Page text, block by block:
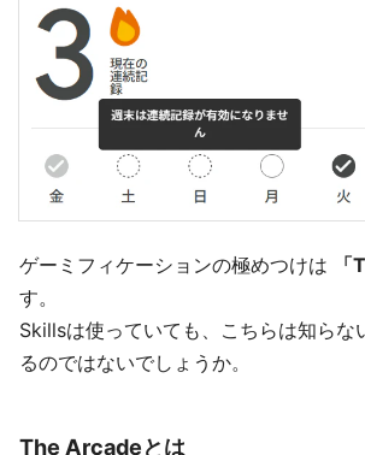
ゲーミフィケーションの極めつけは
す。
Skillsは使っていても、こちらは知らな
るのではないでしょうか。
The Arcadeとは